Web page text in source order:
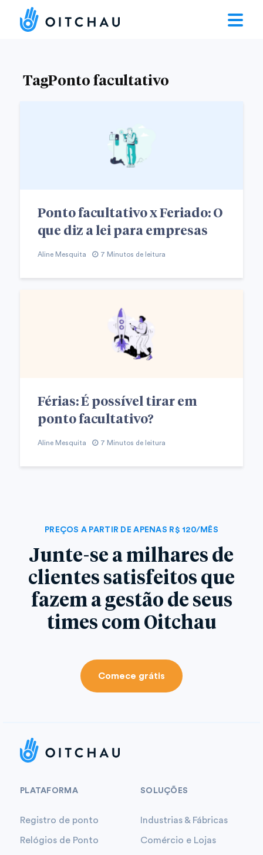
TagPonto facultativo
Ponto facultativo x Feriado: O
que diz a lei para empresas
Aline Mesquita 7 Minutos de leitura
Férias: É possível tirar em
ponto facultativo?
Aline Mesquita 7 Minutos de leitura
PREÇOS A PARTIR DE APENAS R$ 120/MÊS
Junte-se a milhares de
clientes satisfeitos que
fazem a gestão de seus
times com Oitchau
Comece grátis
PLATAFORMA
Registro de ponto
Relógios de Ponto
SOLUÇÕES
Industrias & Fábricas
Comércio e Lojas